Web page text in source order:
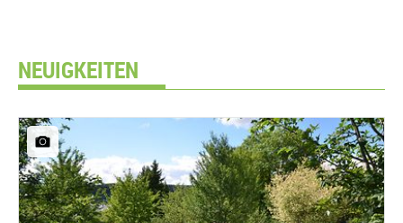
NEUIGKEITEN